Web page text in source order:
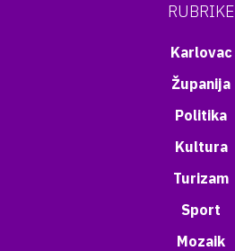
RUBRIKE
Karlovac
Županija
Politika
Kultura
Turizam
Sport
Mozaik